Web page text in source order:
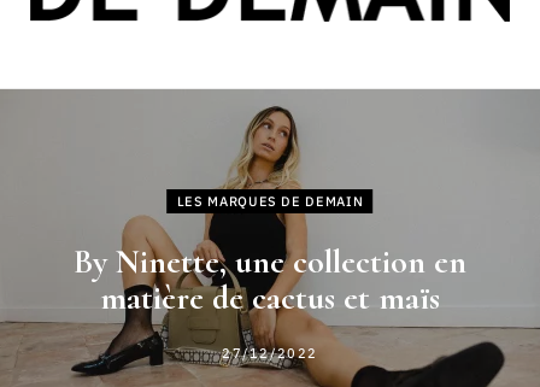
LES MARQUES DE DEMAIN
By Ninette, une collection en
matière de cactus et maïs
27/12/2022